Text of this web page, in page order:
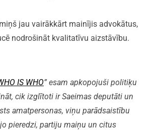
jau vairākkārt mainījis advokātus,
nodrošināt kvalitatīvu aizstāvību.
IS WHO” esam apkopojuši politiķu
cik izglītoti ir Saeimas deputāti un
amatpersonas, viņu parādsaistību
pieredzi, partiju maiņu un citus